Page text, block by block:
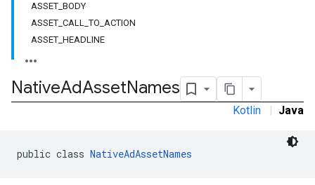
ASSET_BODY
ASSET_CALL_TO_ACTION
ASSET_HEADLINE
NativeAdAssetNames
Kotlin | Java
public class NativeAdAssetNames